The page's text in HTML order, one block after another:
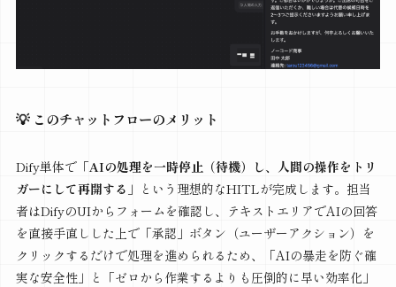
💡 このチャットフローのメリット
Dify単体で「AIの処理を一時停止（待機）し、人間の操作をトリ
ガーにして再開する」 という理想的なHITLが完成します。担当
者はDifyのUIからフォームを確認し、テキストエリアでAIの回答
を直接手直しした上で「承認」ボタン（ユーザーアクション）を
クリックするだけで処理を進められるため、「AIの暴走を防ぐ確
実な安全性」と「ゼロから作業するよりも圧倒的に早い効率化」